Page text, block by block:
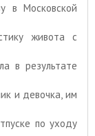
в Московской
живота с
в результате
и девочка, им
по уходу